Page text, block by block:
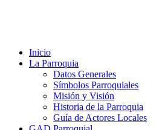
Inicio
La Parroquia
Datos Generales
Símbolos Parroquiales
Misión y Visión
Historia de la Parroquia
Guía de Actores Locales